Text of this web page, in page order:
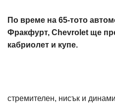
По време на 65-тото
Фракфурт, Chevrolet ще
кабриолет и купе.
стремителен, нисък и